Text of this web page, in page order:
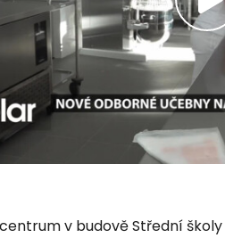
v budově Střední